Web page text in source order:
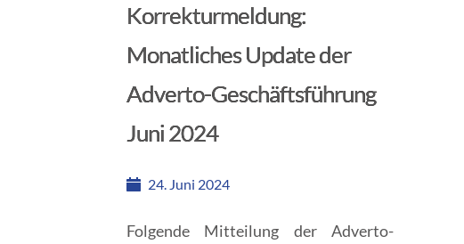
Korrekturmeldung:
Monatliches Update der
Adverto-Geschäftsführung
Juni 2024
24. Juni 2024
Folgende Mitteilung der Adverto-